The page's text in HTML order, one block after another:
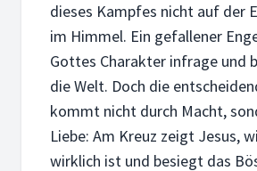
dieses Kampfes nicht auf der
im Himmel. Ein gefallener
Gottes Charakter infrage und
die Welt. Doch die
kommt nicht durch Macht,
Liebe: Am Kreuz zeigt Jesus,
wirklich ist und besiegt das